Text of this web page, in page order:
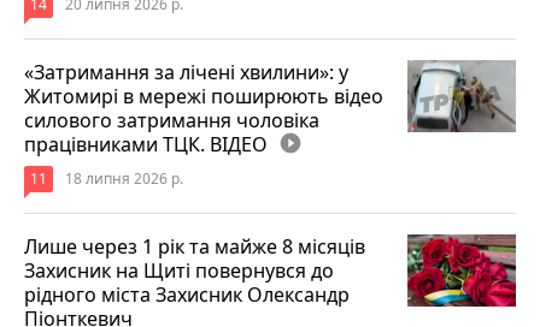
«Затримання за лічені хвилини»: у
Житомирі в мережі поширюють відео
силового затримання чоловіка
працівниками ТЦК. ВІДЕО play_circle_filled
11 18 липня 2026 р.
Лише через 1 рік та майже 8 місяців
Захисник на Щиті повернувся до
рідного міста Захисник Олександр
Піонткевич